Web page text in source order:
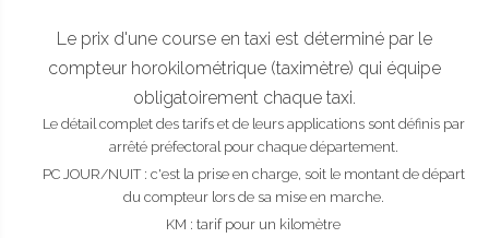
Le prix d'une course en taxi est déterminé par le
compteur horokilométrique (taximètre) qui équipe
obligatoirement chaque taxi.
Le détail complet des tarifs et de leurs applications sont définis par
arrêté préfectoral pour chaque département.
PC JOUR/NUIT : c'est la prise en charge, soit le montant de départ
du compteur lors de sa mise en marche.
KM : tarif pour un kilomètre